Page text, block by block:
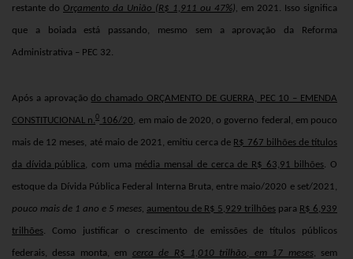
restante do Orçamento da União (R$ 1,911 ou 47%), em 2021. Isso significa
que a boiada está passando, mesmo sem a aprovação da Reforma
Administrativa – PEC 32.
Após a aprovaçãodo chamado ORÇAMENTO DE GUERRA, PEC 10 – EMENDA
CONSTITUCIONAL n.0 106/20, em maio de 2020, o governo federal, em pouco
mais de 12 meses, até maio de 2021, emitiu cerca de R$ 767 bilhões de títulos
da dívida pública, com uma média mensal de cerca de R$ 63,91 bilhões.O
estoque da Dívida Pública Federal Interna Bruta, entre maio/2020 e set/2021,
pouco mais de 1 ano e 5 meses, aumentou de R$ 5,929 trilhões para R$ 6,939
trilhões. Como justificar o crescimento de emissões de títulos públicos
federais, dessa monta, em cerca de R$ 1,010 trilhão, em 17 meses, sem